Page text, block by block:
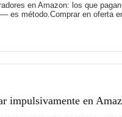
en Amazon: los que
es método.Comprar en oferta
impulsivamente en